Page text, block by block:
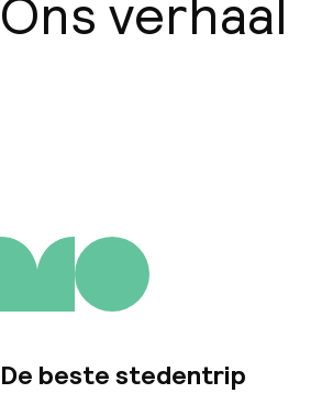
Ons verhaal
De beste stedentrip